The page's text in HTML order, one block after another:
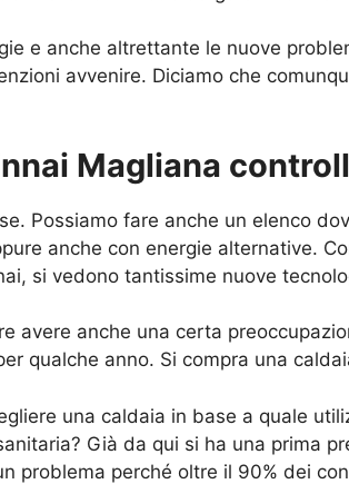
e anche altrettante le nuove
avvenire. Diciamo che
Magliana
Possiamo fare anche un elenco
anche con energie alternative.
si vedono tantissime nuove
avere anche una certa
qualche anno. Si compra una
una caldaia in base a quale
Già da qui si ha una prima
problema perché oltre il 90% dei